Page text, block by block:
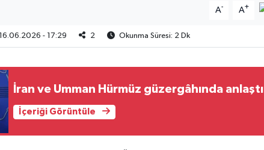
A- A+
16.06.2026 - 17:29 2 Okunma Süresi: 2 Dk
İran ve Umman Hürmüz güzergâhında anlaştı
İçeriği Görüntüle